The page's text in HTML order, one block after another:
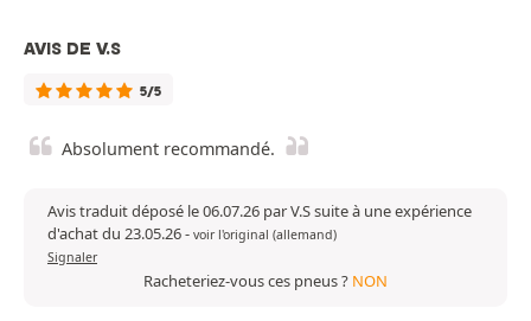
AVIS DE V.S
5/5
Absolument recommandé.
Avis traduit déposé le 06.07.26 par V.S suite à une expérience
d'achat du 23.05.26- voir l'original (allemand)
Signaler
Racheteriez-vous ces pneus ? NON